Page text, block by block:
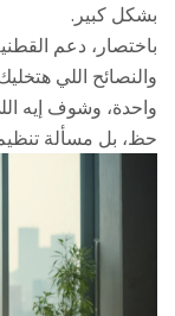
بشكل كبير.
باختصار، دعم
والنصائح اللي
واحدة، وشوف إيه
حظ، بل مسألة